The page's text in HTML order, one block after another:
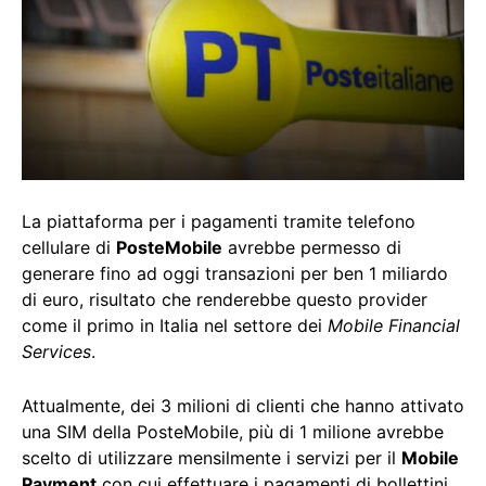
La piattaforma per i pagamenti tramite telefono
cellulare di PosteMobile avrebbe permesso di
generare fino ad oggi transazioni per ben 1 miliardo
di euro, risultato che renderebbe questo provider
come il primo in Italia nel settore dei Mobile Financial
Services.
Attualmente, dei 3 milioni di clienti che hanno attivato
una SIM della PosteMobile, più di 1 milione avrebbe
scelto di utilizzare mensilmente i servizi per il Mobile